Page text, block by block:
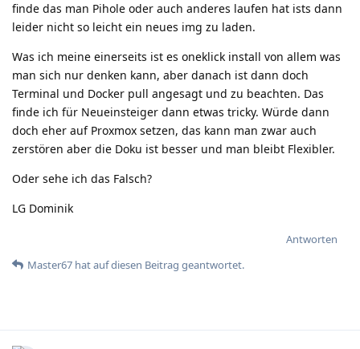
finde das man Pihole oder auch anderes laufen hat ists dann
leider nicht so leicht ein neues img zu laden.
Was ich meine einerseits ist es oneklick install von allem was
man sich nur denken kann, aber danach ist dann doch
Terminal und Docker pull angesagt und zu beachten. Das
finde ich für Neueinsteiger dann etwas tricky. Würde dann
doch eher auf Proxmox setzen, das kann man zwar auch
zerstören aber die Doku ist besser und man bleibt Flexibler.
Oder sehe ich das Falsch?
LG Dominik
Antworten
Master67 hatauf diesen Beitrag geantwortet.